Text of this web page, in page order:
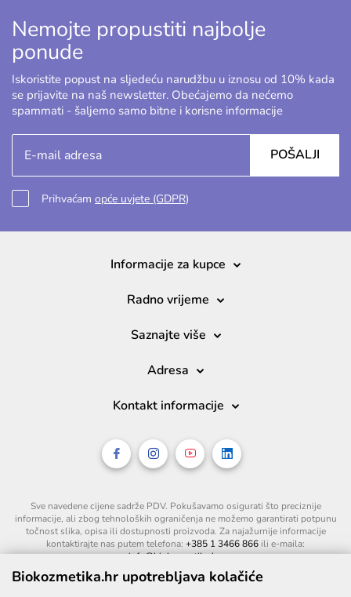
Nemojte propustiti najbolje
ponude
Iskoristite popust na sljedeću narudžbu u iznosu od 10% kada
se prijavite na naš newsletter. Obećajemo da nećemo
spammati - šaljemo samo bitne i korisne informacije
POŠALJI
Prihvaćam opće uvjete (GDPR)
Informacije za kupce
Radno vrijeme
Saznajte više
Adresa
Kontakt informacije
Sve navedene cijene sadrže PDV. Pokušavamo osigurati što preciznije
informacije, ali zbog tehnoloških ograničenja ne možemo garantirati potpunu
točnost slika, opisa ili dostupnosti proizvoda. Za najažurnije informacije
kontaktirajte nas putem telefona: +385 1 3466 866 ili e-maila:
info@biokozmetika.hr.
Biokozmetika.hr upotrebljava kolačiće